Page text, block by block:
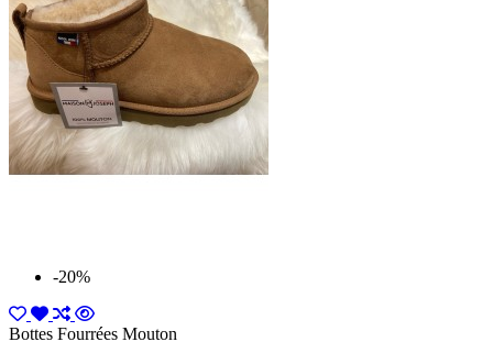
-20%
Bottes Fourrées Mouton